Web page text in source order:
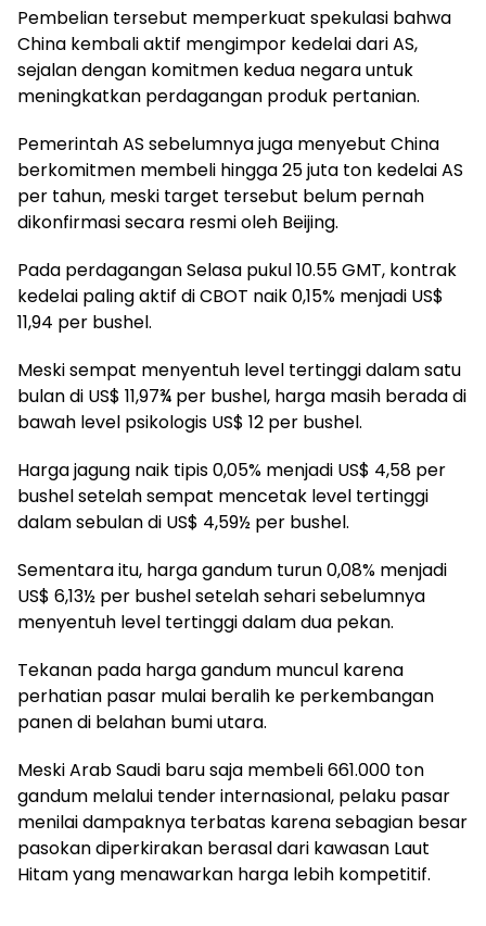
Pembelian tersebut memperkuat spekulasi bahwa
China kembali aktif mengimpor kedelai dari AS,
sejalan dengan komitmen kedua negara untuk
meningkatkan perdagangan produk pertanian.
Pemerintah AS sebelumnya juga menyebut China
berkomitmen membeli hingga 25 juta ton kedelai AS
per tahun, meski target tersebut belum pernah
dikonfirmasi secara resmi oleh Beijing.
Pada perdagangan Selasa pukul 10.55 GMT, kontrak
kedelai paling aktif di CBOT naik 0,15% menjadi US$
11,94 per bushel.
Meski sempat menyentuh level tertinggi dalam satu
bulan di US$ 11,97¾ per bushel, harga masih berada di
bawah level psikologis US$ 12 per bushel.
Harga jagung naik tipis 0,05% menjadi US$ 4,58 per
bushel setelah sempat mencetak level tertinggi
dalam sebulan di US$ 4,59½ per bushel.
Sementara itu, harga gandum turun 0,08% menjadi
US$ 6,13½ per bushel setelah sehari sebelumnya
menyentuh level tertinggi dalam dua pekan.
Tekanan pada harga gandum muncul karena
perhatian pasar mulai beralih ke perkembangan
panen di belahan bumi utara.
Meski Arab Saudi baru saja membeli 661.000 ton
gandum melalui tender internasional, pelaku pasar
menilai dampaknya terbatas karena sebagian besar
pasokan diperkirakan berasal dari kawasan Laut
Hitam yang menawarkan harga lebih kompetitif.